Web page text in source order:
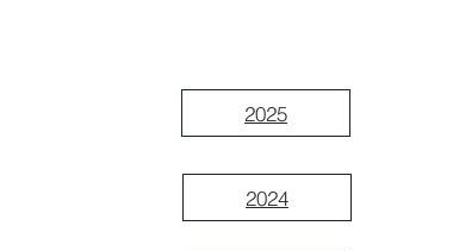
2025
2024